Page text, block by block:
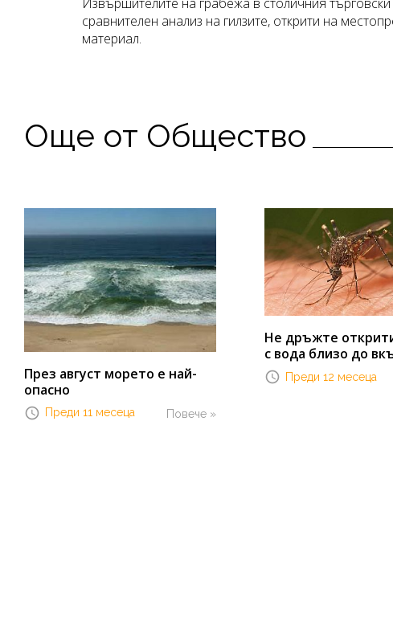
сравнителен анализ на гилзите, открити на
материал.
Още от Oбщество
През август морето е най-
опасно
Повече »
Преди 11 месеца
Не дръжте
с вода близо до
Преди 12 месеца